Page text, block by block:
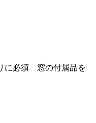
に必須 窓の付属品を